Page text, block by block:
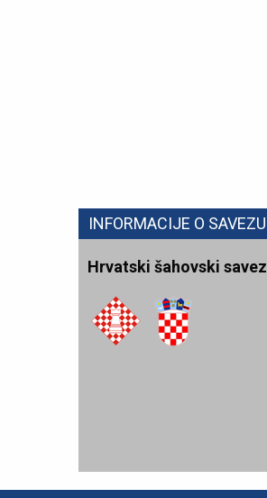
INFORMACIJE O SAVEZU
Hrvatski šahovski savez